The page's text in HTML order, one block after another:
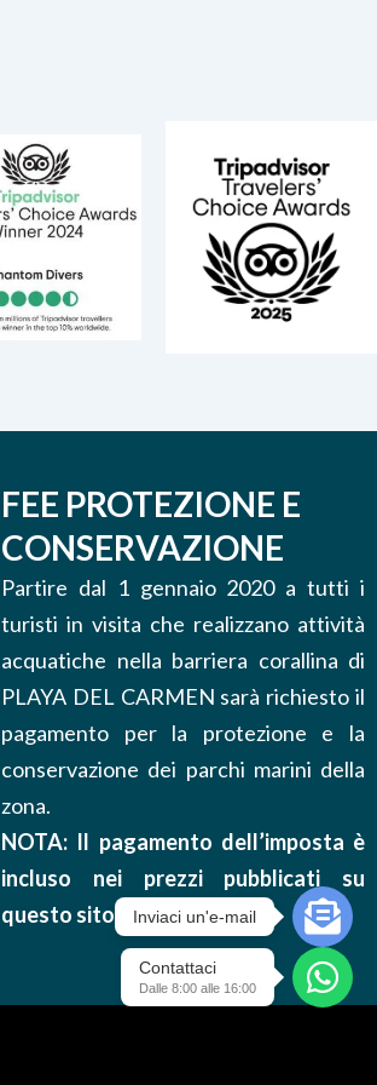
Inviaci un'e-mail
Contattaci
Dalle 8:00 alle 16:00
FEE PROTEZIONE E
CONSERVAZIONE
Partire dal 1 gennaio 2020 a tutti i
turisti in visita che realizzano attività
acquatiche nella barriera corallina di
PLAYA DEL CARMEN sarà richiesto il
pagamento per la protezione e la
conservazione dei parchi marini della
zona.
NOTA: Il pagamento dell’imposta è
incluso nei prezzi pubblicati su
questo sito.